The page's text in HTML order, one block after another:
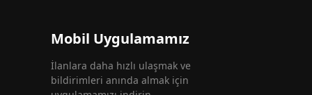
Mobil Uygulamamız
İlanlara daha hızlı ulaşmak ve
bildirimleri anında almak için